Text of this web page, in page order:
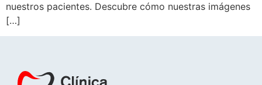
nuestros pacientes. Descubre cómo nuestras imágenes
[…]